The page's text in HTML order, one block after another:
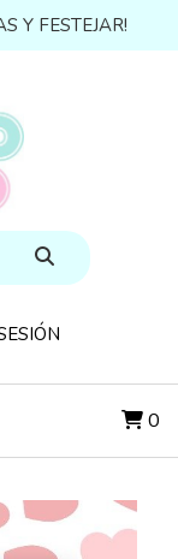
Y FESTEJAR!
0